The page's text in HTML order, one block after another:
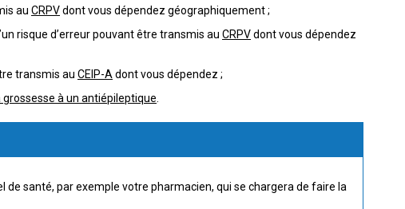
au CRPVdont vous dépendez géographiquement ;
risque d’erreur pouvant être transmis au CRPVdont vous dépendez
transmis au CEIP-A dont vous dépendez ;
à un antiépileptique
de santé, par exemple votre pharmacien, qui se chargera de faire la